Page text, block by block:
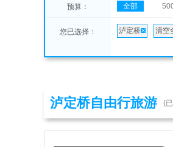
预算： 全部
您已选择： 泸定桥 清空
泸定桥自由行旅游 (